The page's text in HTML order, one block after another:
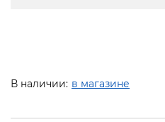
В наличии: в магазине